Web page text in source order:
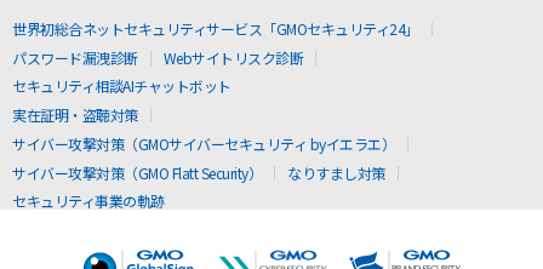
世界初総合ネットセキュリティサービス「GMOセキュリティ24」
パスワード漏洩診断
Webサイトリスク診断
セキュリティ相談AIチャットボット
実在証明・盗聴対策
サイバー攻撃対策（GMOサイバーセキュリティ byイエラエ）
サイバー攻撃対策（GMO Flatt Security）
なりすまし対策
セキュリティ事業の軌跡